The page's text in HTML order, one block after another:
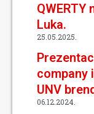
QWERTY
Luka.
25.05.2025.
company
UNV
06.12.2024.